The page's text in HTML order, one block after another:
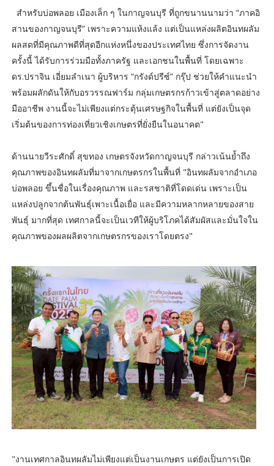
สำหรับบ่อพลอย เมืองเล็ก ๆ ในกาญจนบุรี ที่ถูกขนานนามว่า “ภาคอิ
สานของกาญจนบุรี” เพราะความแห้งแล้ง แต่เป็นแหล่งผลิตอินทผลัม
ผลสดที่มีคุณภาพดีที่สุดอีกแห่งหนึ่งของประเทศไทย ซึ่งการจัดงาน
ครั้งนี้ ได้รับการร่วมมือทั้งภาครัฐ และเอกชนในพื้นที่ โดยเฉพาะ
ดร.ปราจิน เอี่ยมลำเนา ผู้บริหาร “กรังด์ปรีซ์” กรุ๊ป ช่วยให้คำแนะนำ
พร้อมผลักดันให้กับอรวรรณฟาร์ม กลุ่มเกษตรกรก้าวเข้าสู่ตลาดอย่าง
มืออาชีพ งานนี้จะไม่เพียงแต่กระตุ้นเศรษฐกิจในพื้นที่ แต่ยังเป็นจุด
เริ่มต้นของการท่องเที่ยวเชิงเกษตรที่ยั่งยืนในอนาคต"
ด้านนายวีระศักดิ์ สุขทอง เกษตรจังหวัดกาญจนบุรี กล่าวเน้นย้ำถึง
คุณภาพของอินทผลัมที่มาจากเกษตรกรในพื้นที่ "อินทผลัมจากอำเภอ
บ่อพลอย ขึ้นชื่อในเรื่องคุณภาพ และรสชาติที่โดดเด่น เพราะเป็น
แหล่งปลูกจากต้นพันธุ์เพาะเนื้อเยื่อ และมีความหลากหลายของสาย
พันธุ์ มากที่สุด เทศกาลนี้จะเป็นเวทีให้ผู้บริโภคได้สัมผัสและมั่นใจใน
คุณภาพของผลผลิตจากเกษตรกรของเราโดยตรง"
"งานเทศกาลอินทผลัมไม่เพียงแต่เป็นงานเกษตร แต่ยังเป็นการเปิด